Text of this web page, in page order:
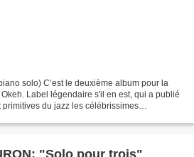
solo) C’est le deuxième album pour la
Label légendaire s'il en est, qui a publié
du jazz les célébrissimes